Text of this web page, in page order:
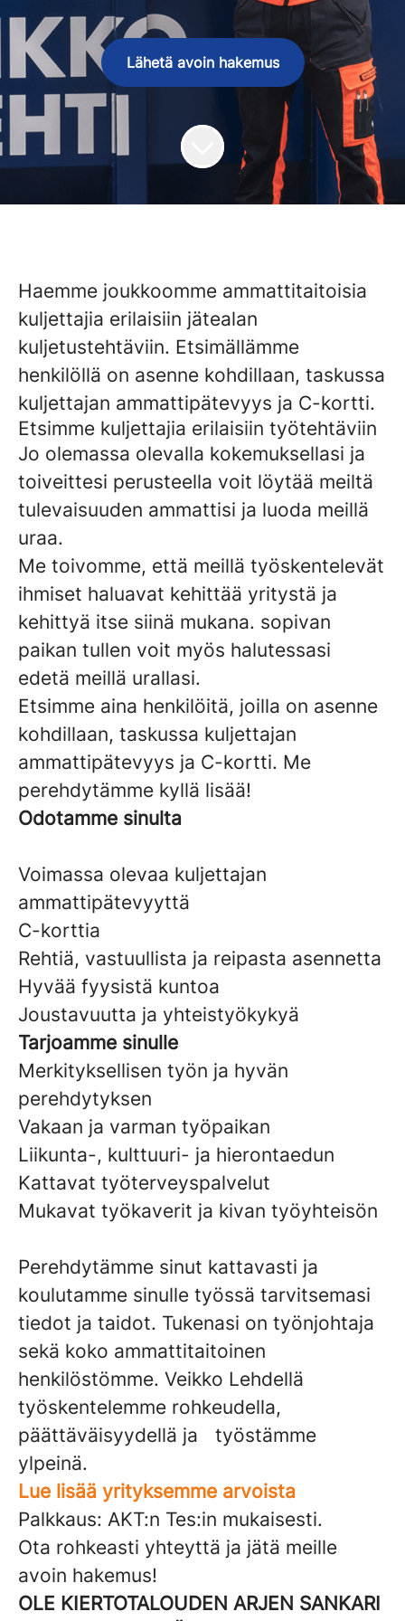
Lähetä avoin hakemus
Haemme joukkoomme ammattitaitoisia
kuljettajia erilaisiin jätealan
kuljetustehtäviin. Etsimällämme
henkilöllä on asenne kohdillaan, taskussa
kuljettajan ammattipätevyys ja C-kortti.
Etsimme kuljettajia erilaisiin työtehtäviin
Jo olemassa olevalla kokemuksellasi ja
toiveittesi perusteella voit löytää meiltä
tulevaisuuden ammattisi ja luoda meillä
uraa.
Me toivomme, että meillä työskentelevät
ihmiset haluavat kehittää yritystä ja
kehittyä itse siinä mukana. sopivan
paikan tullen voit myös halutessasi
edetä meillä urallasi.
Etsimme aina henkilöitä, joilla on asenne
kohdillaan, taskussa kuljettajan
ammattipätevyys ja C-kortti. Me
perehdytämme kyllä lisää!
Odotamme sinulta
Voimassa olevaa kuljettajan
ammattipätevyyttä
C-korttia
Rehtiä, vastuullista ja reipasta asennetta
Hyvää fyysistä kuntoa
Joustavuutta ja yhteistyökykyä
Tarjoamme sinulle
Merkityksellisen työn ja hyvän
perehdytyksen
Vakaan ja varman työpaikan
Liikunta-, kulttuuri- ja hierontaedun
Kattavat työterveyspalvelut
Mukavat työkaverit ja kivan työyhteisön
Perehdytämme sinut kattavasti ja
koulutamme sinulle työssä tarvitsemasi
tiedot ja taidot. Tukenasi on työnjohtaja
sekä koko ammattitaitoinen
henkilöstömme. Veikko Lehdellä
työskentelemme rohkeudella,
päättäväisyydellä ja työstämme
ylpeinä.
Lue lisää yrityksemme arvoista
Palkkaus: AKT:n Tes:in mukaisesti.
Ota rohkeasti yhteyttä ja jätä meille
avoin hakemus!
OLE KIERTOTALOUDEN ARJEN SANKARI